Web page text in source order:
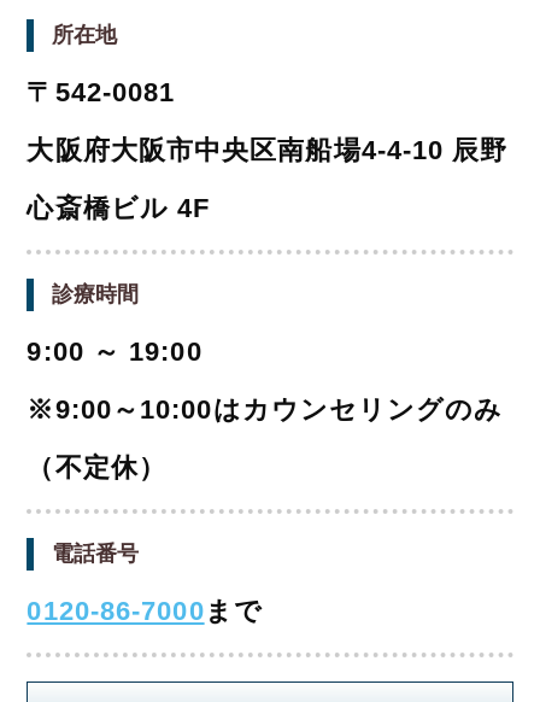
所在地
〒542-0081
大阪府大阪市中央区南船場4-4-10 辰野
心斎橋ビル 4F
診療時間
9:00 ～ 19:00
※9:00～10:00はカウンセリングのみ
（不定休）
電話番号
0120-86-7000 まで